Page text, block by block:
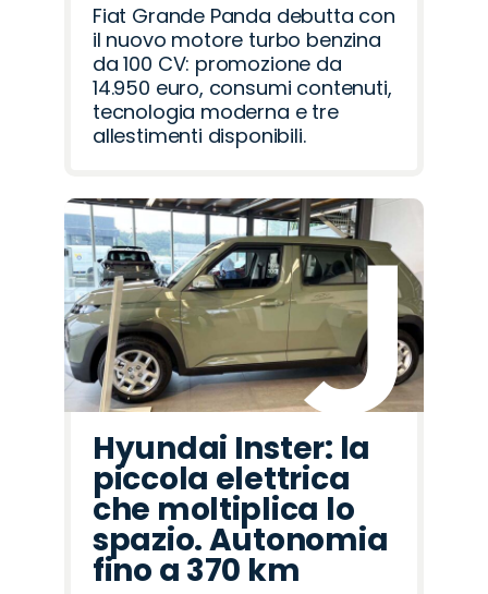
Fiat Grande Panda debutta con
il nuovo motore turbo benzina
da 100 CV: promozione da
14.950 euro, consumi contenuti,
tecnologia moderna e tre
allestimenti disponibili.
Hyundai Inster: la
piccola elettrica
che moltiplica lo
spazio. Autonomia
fino a 370 km